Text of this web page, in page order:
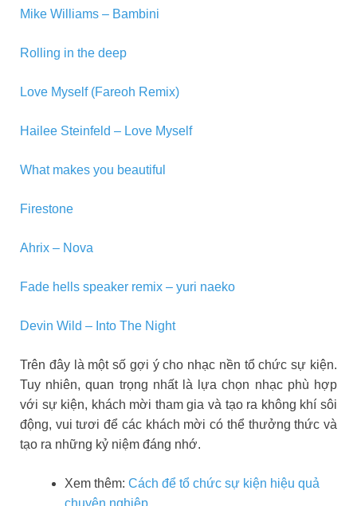
Mike Williams – Bambini
Rolling in the deep
Love Myself (Fareoh Remix)
Hailee Steinfeld – Love Myself
What makes you beautiful
Firestone
Ahrix – Nova
Fade hells speaker remix – yuri naeko
Devin Wild – Into The Night
Trên đây là một số gợi ý cho nhạc nền tổ chức sự kiện.
Tuy nhiên, quan trọng nhất là lựa chọn nhạc phù hợp
với sự kiện, khách mời tham gia và tạo ra không khí sôi
động, vui tươi để các khách mời có thể thưởng thức và
tạo ra những kỷ niệm đáng nhớ.
Xem thêm: Cách để tổ chức sự kiện hiệu quả